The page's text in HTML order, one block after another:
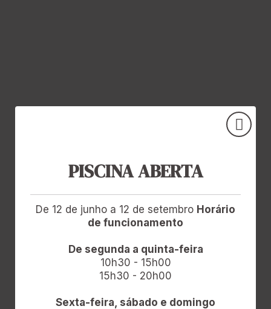
PISCINA ABERTA
De 12 de junho a 12 de setembro Horário
de funcionamento
De segunda a quinta-feira
10h30 - 15h00
15h30 - 20h00
Sexta-feira, sábado e domingo